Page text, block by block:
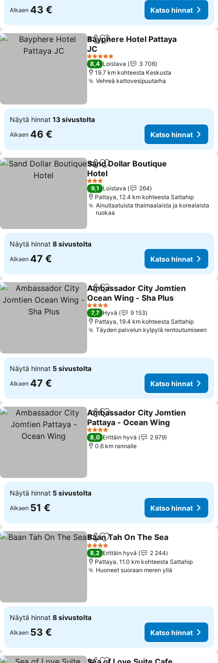
Alkaen 43 € Katso hinnat
Jaa Lisää suosikkeihin
Bayphere Hotel Pattaya
JC
5 Tähtiluokitus
8,4 Loistava
3 706
19.7 km kohteesta Keskusta
Vehreä kattovesipuutarha
Näytä hinnat 13 sivustolta
Alkaen 46 € Katso hinnat
Jaa Lisää suosikkeihin
Sand Dollar Boutique
Hotel
3 Tähtiluokitus
9,1 Loistava
264
Pattaya, 12.4 km kohteesta Sattahip
Ainutlaatuista thaimaalaista ja korealaista
ruokaa
Näytä hinnat 8 sivustolta
Alkaen 47 € Katso hinnat
Jaa Lisää suosikkeihin
Ambassador City Jomtien
Ocean Wing - Sha Plus
4 Tähtiluokitus
7,7 Hyvä
9 153
Pattaya, 19.4 km kohteesta Sattahip
Täyden palvelun kylpylä rentoutumiseen
Näytä hinnat 5 sivustolta
Alkaen 47 € Katso hinnat
Jaa Lisää suosikkeihin
Ambassador City Jomtien
Pattaya - Ocean Wing
4 Tähtiluokitus
8,0 Erittäin hyvä
2 979
0.6 km rannalle
Näytä hinnat 5 sivustolta
Alkaen 51 € Katso hinnat
Jaa Lisää suosikkeihin
Baan Tah On The Sea
4 Tähtiluokitus
8,2 Erittäin hyvä
2 244
Pattaya, 11.0 km kohteesta Sattahip
Huoneet suoraan meren yllä
Näytä hinnat 8 sivustolta
Alkaen 53 € Katso hinnat